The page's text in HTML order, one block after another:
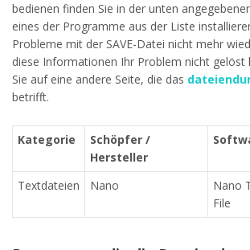
bedienen finden Sie in der unten
eines der Programme aus der Liste
Probleme mit der SAVE-Datei nicht mehr
diese Informationen Ihr Problem nicht gelöst
Sie auf eine andere Seite, die das
betrifft.
Kategorie
Schöpfer /
Hersteller
Textdateien Nano
Nano
File